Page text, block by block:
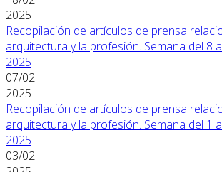
2025
Recopilación de artículos de prensa
arquitectura y la profesión. Semana del 8
2025
07/02
2025
Recopilación de artículos de prensa
arquitectura y la profesión. Semana del 1
2025
03/02